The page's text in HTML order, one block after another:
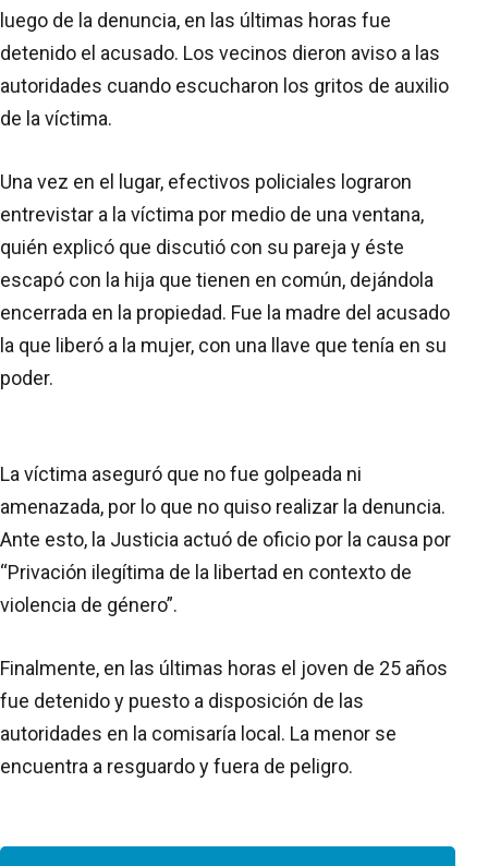
luego de la denuncia, en las últimas horas fue
detenido el acusado. Los vecinos dieron aviso a las
autoridades cuando escucharon los gritos de auxilio
de la víctima.
Una vez en el lugar, efectivos policiales lograron
entrevistar a la víctima por medio de una ventana,
quién explicó que discutió con su pareja y éste
escapó con la hija que tienen en común, dejándola
encerrada en la propiedad. Fue la madre del acusado
la que liberó a la mujer, con una llave que tenía en su
poder.
La víctima aseguró que no fue golpeada ni
amenazada, por lo que no quiso realizar la denuncia.
Ante esto, la Justicia actuó de oficio por la causa por
“Privación ilegítima de la libertad en contexto de
violencia de género”.
Finalmente, en las últimas horas el joven de 25 años
fue detenido y puesto a disposición de las
autoridades en la comisaría local. La menor se
encuentra a resguardo y fuera de peligro.